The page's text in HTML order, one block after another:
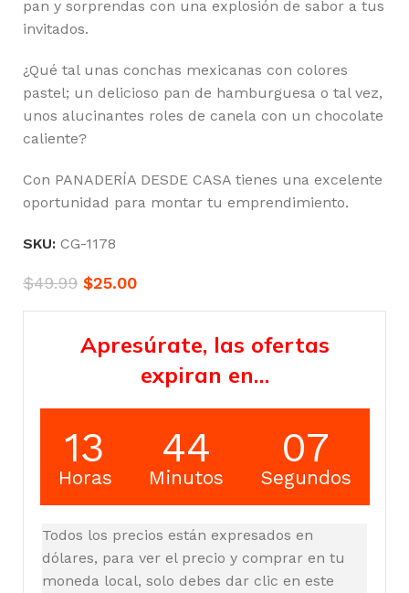
pan y sorprendas con una explosión de sabor a tus
invitados.
¿Qué tal unas conchas mexicanas con colores
pastel; un delicioso pan de hamburguesa o tal vez,
unos alucinantes roles de canela con un chocolate
caliente?
Con PANADERÍA DESDE CASA tienes una excelente
oportunidad para montar tu emprendimiento.
SKU: CG-1178
$49.99 $25.00
Apresúrate, las ofertas
expiran en…
13
Horas
44
Minutos
07
Segundos
Todos los precios están expresados en
dólares, para ver el precio y comprar en tu
moneda local, solo debes dar clic en este